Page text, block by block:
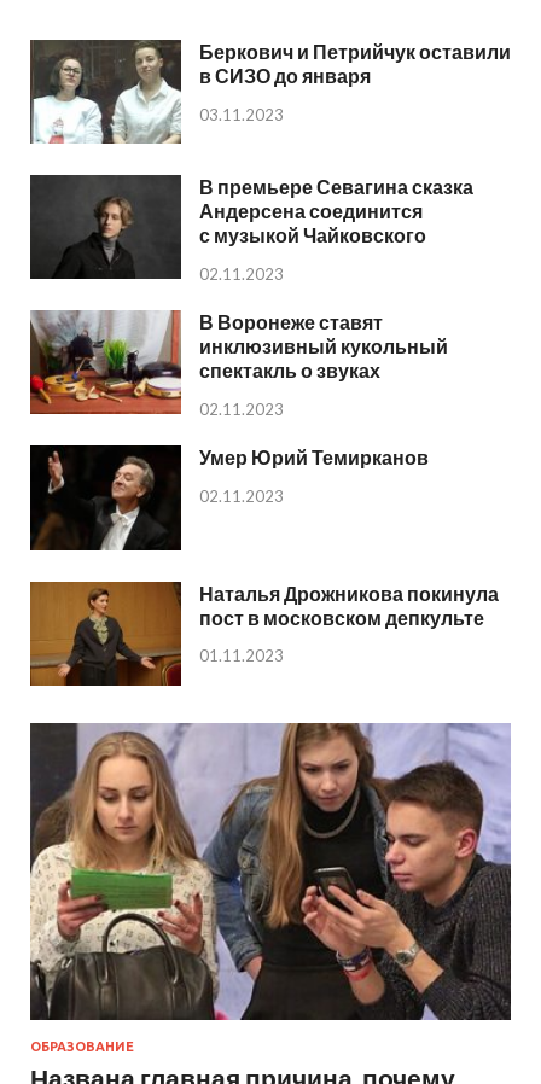
Беркович и Петрийчук оставили
в СИЗО до января
03.11.2023
В премьере Севагина сказка
Андерсена соединится
с музыкой Чайковского
02.11.2023
В Воронеже ставят
инклюзивный кукольный
спектакль о звуках
02.11.2023
Умер Юрий Темирканов
02.11.2023
Наталья Дрожникова покинула
пост в московском депкульте
01.11.2023
ОБРАЗОВАНИЕ
Названа главная причина, почему